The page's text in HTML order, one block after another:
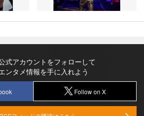
式アカウントをフォローして
ンタメ情報を手に入れよう
Follow on X